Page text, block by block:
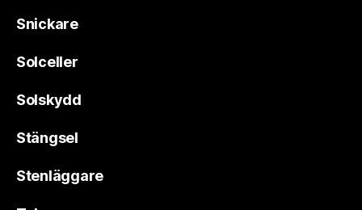
Snickare
Solceller
Solskydd
Stängsel
Stenläggare